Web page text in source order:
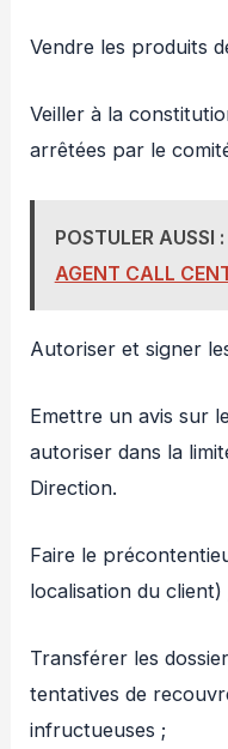
Vendre les produits
Veiller à la
arrêtées par le
POSTULER AUSSI :
AGENT CALL
Autoriser et signer
Emettre un avis sur
autoriser dans la
Direction.
Faire le
localisation du client)
Transférer les
tentatives de
infructueuses ;